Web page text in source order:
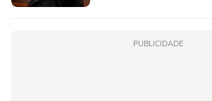
PUBLICIDADE